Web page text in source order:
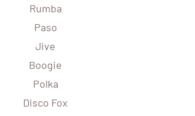
Rumba
Paso
Jive
Boogie
Polka
Disco Fox